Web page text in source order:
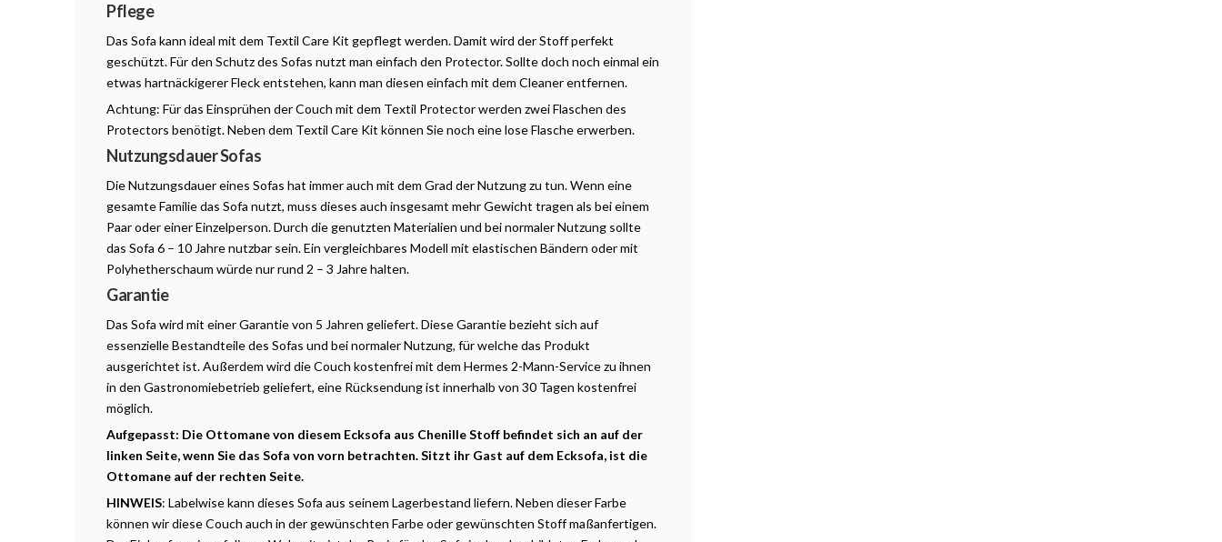
Pflege
Das Sofa kann ideal mit dem Textil Care Kit gepflegt werden. Damit wird der Stoff perfekt
geschützt. Für den Schutz des Sofas nutzt man einfach den Protector. Sollte doch noch einmal ein
etwas hartnäckigerer Fleck entstehen, kann man diesen einfach mit dem Cleaner entfernen.
Achtung: Für das Einsprühen der Couch mit dem Textil Protector werden zwei Flaschen des
Protectors benötigt. Neben dem Textil Care Kit können Sie noch eine lose Flasche erwerben.
Nutzungsdauer Sofas
Die Nutzungsdauer eines Sofas hat immer auch mit dem Grad der Nutzung zu tun. Wenn eine
gesamte Familie das Sofa nutzt, muss dieses auch insgesamt mehr Gewicht tragen als bei einem
Paar oder einer Einzelperson. Durch die genutzten Materialien und bei normaler Nutzung sollte
das Sofa 6 – 10 Jahre nutzbar sein. Ein vergleichbares Modell mit elastischen Bändern oder mit
Polyhetherschaum würde nur rund 2 – 3 Jahre halten.
Garantie
Das Sofa wird mit einer Garantie von 5 Jahren geliefert. Diese Garantie bezieht sich auf
essenzielle Bestandteile des Sofas und bei normaler Nutzung, für welche das Produkt
ausgerichtet ist. Außerdem wird die Couch kostenfrei mit dem Hermes 2-Mann-Service zu ihnen
in den Gastronomiebetrieb geliefert, eine Rücksendung ist innerhalb von 30 Tagen kostenfrei
möglich.
Aufgepasst: Die Ottomane von diesem Ecksofa aus Chenille Stoff befindet sich an auf der
linken Seite, wenn Sie das Sofa von vorn betrachten. Sitzt ihr Gast auf dem Ecksofa, ist die
Ottomane auf der rechten Seite.
HINWEIS: Labelwisekann dieses Sofa aus seinem Lagerbestand liefern. Neben dieser Farbe
können wir diese Couch auch in der gewünschten Farbe oder gewünschten Stoff maßanfertigen.